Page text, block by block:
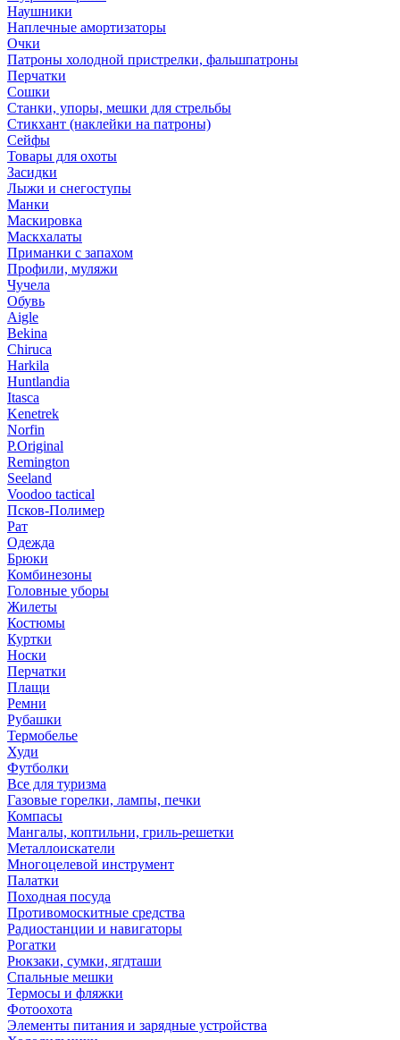
Наушники
Наплечные амортизаторы
Очки
Патроны холодной пристрелки, фальшпатроны
Перчатки
Сошки
Станки, упоры, мешки для стрельбы
Стикхант (наклейки на патроны)
Сейфы
Товары для охоты
Засидки
Лыжи и снегоступы
Манки
Маскировка
Маскхалаты
Приманки с запахом
Профили, муляжи
Чучела
Обувь
Aigle
Bekina
Chiruсa
Harkila
Huntlandia
Itasca
Kenetrek
Norfin
P.Original
Remington
Seeland
Voodoo tactical
Псков-Полимер
Рат
Одежда
Брюки
Комбинезоны
Головные уборы
Жилеты
Костюмы
Куртки
Носки
Перчатки
Плащи
Ремни
Рубашки
Термобелье
Худи
Футболки
Все для туризма
Газовые горелки, лампы, печки
Компасы
Мангалы, коптильни, гриль-решетки
Металлоискатели
Многоцелевой инструмент
Палатки
Походная посуда
Противомоскитные средства
Радиостанции и навигаторы
Рогатки
Рюкзаки, сумки, ягдташи
Спальные мешки
Термосы и фляжки
Фотоохота
Элементы питания и зарядные устройства